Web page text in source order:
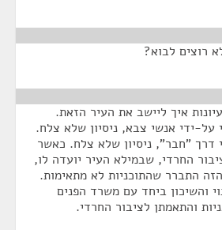
רוצים לבוא?
איך ליישב את העיר הזאת.
על-ידי אנשי צבא, ניסיון שלא צלח.
דרך "חבר", ניסיון שלא צלח. כאשר
החרדי, שבמילא העיר יועדה לו,
התברר שהתוכניות לא מתאימות.
והשיכון ביחד עם משרד הפנים
והתאמתן לציבור החרדי.